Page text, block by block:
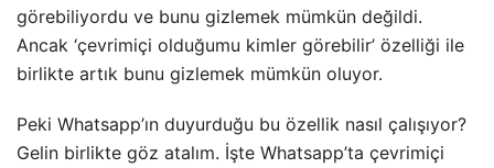
görebiliyordu ve bunu gizlemek mümkün değildi.
Ancak ‘çevrimiçi olduğumu kimler görebilir’ özelliği ile
birlikte artık bunu gizlemek mümkün oluyor.
Peki Whatsapp’ın duyurduğu bu özellik nasıl çalışıyor?
Gelin birlikte göz atalım. İşte Whatsapp’ta çevrimiçi